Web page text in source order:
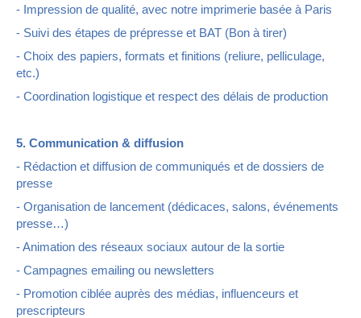
- Impression de qualité, avec notre imprimerie basée à Paris
- Suivi des étapes de prépresse et BAT (Bon à tirer)
- Choix des papiers, formats et finitions (reliure, pelliculage,
etc.)
- Coordination logistique et respect des délais de production
5. Communication & diffusion
- Rédaction et diffusion de communiqués et de dossiers de
presse
- Organisation de lancement (dédicaces, salons, événements
presse…)
- Animation des réseaux sociaux autour de la sortie
- Campagnes emailing ou newsletters
- Promotion ciblée auprès des médias, influenceurs et
prescripteurs